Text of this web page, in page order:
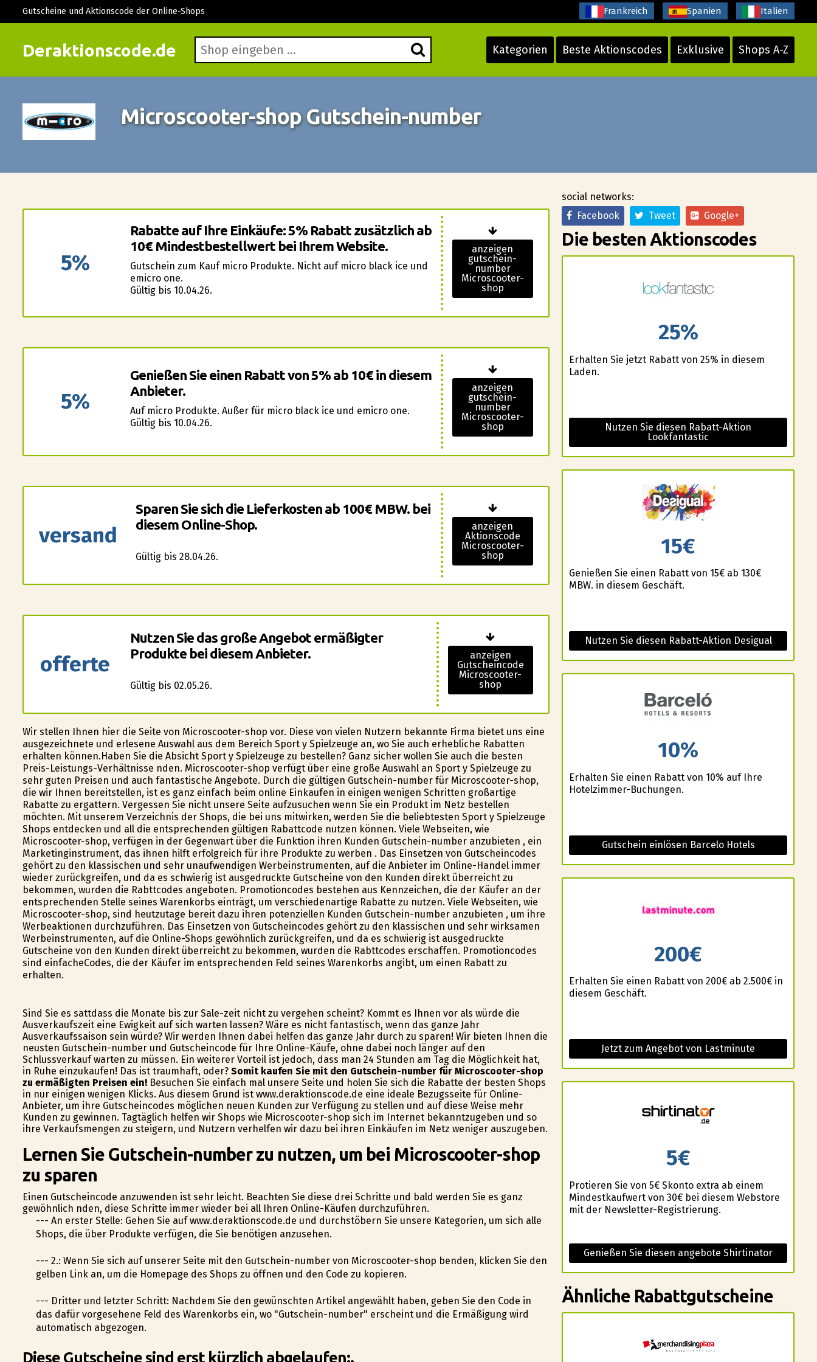
Deraktionscode.de Kategorien Beste Aktionscodes Exklusive Shops A-Z
Gutscheine und Aktionscode der Online-Shops Frankreich Spanien Italien
Microscooter-shop Gutschein-number
5%
Rabatte auf Ihre Einkäufe: 5% Rabatt zusätzlich ab
10€ Mindestbestellwert bei Ihrem Website.
Gutschein zum Kauf micro Produkte. Nicht auf micro black ice und
emicro one.
Gültig bis 10.04.26.
anzeigen
gutschein-
number
Microscooter-
shop
5%
Genießen Sie einen Rabatt von 5% ab 10€ in diesem
Anbieter.
Auf micro Produkte. Außer für micro black ice und emicro one.
Gültig bis 10.04.26.
anzeigen
gutschein-
number
Microscooter-
shop
versand
Sparen Sie sich die Lieferkosten ab 100€ MBW. bei
diesem Online-Shop.
Gültig bis 28.04.26.
anzeigen
Aktionscode
Microscooter-
shop
offerte
Nutzen Sie das große Angebot ermäßigter
Produkte bei diesem Anbieter.
Gültig bis 02.05.26.
anzeigen
Gutscheincode
Microscooter-
shop
Wir stellen Ihnen hier die Seite von Microscooter-shop vor. Diese von vielen Nutzern bekannte Firma bietet uns eine
ausgezeichnete und erlesene Auswahl aus dem Bereich Sport y Spielzeuge an, wo Sie auch erhebliche Rabatten
erhalten können.Haben Sie die Absicht Sport y Spielzeuge zu bestellen? Ganz sicher wollen Sie auch die besten
Preis-Leistungs-Verhältnisse finden. Microscooter-shop verfügt über eine große Auswahl an Sport y Spielzeuge zu
sehr guten Preisen und auch fantastische Angebote. Durch die gültigen Gutschein-number für Microscooter-shop,
die wir Ihnen bereitstellen, ist es ganz einfach beim online Einkaufen in einigen wenigen Schritten großartige
Rabatte zu ergattern. Vergessen Sie nicht unsere Seite aufzusuchen wenn Sie ein Produkt im Netz bestellen
möchten. Mit unserem Verzeichnis der Shops, die bei uns mitwirken, werden Sie die beliebtesten Sport y Spielzeuge
Shops entdecken und all die entsprechenden gültigen Rabattcode nutzen können. Viele Webseiten, wie
Microscooter-shop, verfügen in der Gegenwart über die Funktion ihren Kunden Gutschein-number anzubieten , ein
Marketinginstrument, das ihnen hilft erfolgreich für ihre Produkte zu werben . Das Einsetzen von Gutscheincodes
gehört zu den klassischen und sehr unaufwendigen Werbeinstrumenten, auf die Anbieter im Online-Handel immer
wieder zurückgreifen, und da es schwierig ist ausgedruckte Gutscheine von den Kunden direkt überreicht zu
bekommen, wurden die Rabttcodes angeboten. Promotioncodes bestehen aus Kennzeichen, die der Käufer an der
entsprechenden Stelle seines Warenkorbs einträgt, um verschiedenartige Rabatte zu nutzen. Viele Webseiten, wie
Microscooter-shop, sind heutzutage bereit dazu ihren potenziellen Kunden Gutschein-number anzubieten , um ihre
Werbeaktionen durchzuführen. Das Einsetzen von Gutscheincodes gehört zu den klassischen und sehr wirksamen
Werbeinstrumenten, auf die Online-Shops gewöhnlich zurückgreifen, und da es schwierig ist ausgedruckte
Gutscheine von den Kunden direkt überreicht zu bekommen, wurden die Rabttcodes erschaffen. Promotioncodes
sind einfacheCodes, die der Käufer im entsprechenden Feld seines Warenkorbs angibt, um einen Rabatt zu
erhalten.
Sind Sie es sattdass die Monate bis zur Sale-zeit nicht zu vergehen scheint? Kommt es Ihnen vor als würde die
Ausverkaufszeit eine Ewigkeit auf sich warten lassen? Wäre es nicht fantastisch, wenn das ganze Jahr
Ausverkaufssaison sein würde? Wir werden Ihnen dabei helfen das ganze Jahr durch zu sparen! Wir bieten Ihnen die
neusten Gutschein-number und Gutscheincode für Ihre Online-Käufe, ohne dabei noch länger auf den
Schlussverkauf warten zu müssen. Ein weiterer Vorteil ist jedoch, dass man 24 Stunden am Tag die Möglichkeit hat,
in Ruhe einzukaufen! Das ist traumhaft, oder? Somit kaufen Sie mit den Gutschein-number für Microscooter-shop
zu ermäßigten Preisen ein!Besuchen Sie einfach mal unsere Seite und holen Sie sich die Rabatte der besten Shops
in nur einigen wenigen Klicks. Aus diesem Grund ist www.deraktionscode.de eine ideale Bezugsseite für Online-
Anbieter, um ihre Gutscheincodes möglichen neuen Kunden zur Verfügung zu stellen und auf diese Weise mehr
Kunden zu gewinnen. Tagtäglich helfen wir Shops wie Microscooter-shop sich im Internet bekanntzugeben und so
ihre Verkaufsmengen zu steigern, und Nutzern verhelfen wir dazu bei ihren Einkäufen im Netz weniger auszugeben.
Lernen Sie Gutschein-number zu nutzen, um bei Microscooter-shop
zu sparen
Einen Gutscheincode anzuwenden ist sehr leicht. Beachten Sie diese drei Schritte und bald werden Sie es ganz
gewöhnlich finden, diese Schritte immer wieder bei all Ihren Online-Käufen durchzuführen.
--- An erster Stelle: Gehen Sie auf www.deraktionscode.de und durchstöbern Sie unsere Kategorien, um sich alle
Shops, die über Produkte verfügen, die Sie benötigen anzusehen.
--- 2.: Wenn Sie sich auf unserer Seite mit den Gutschein-number von Microscooter-shop befinden, klicken Sie den
gelben Link an, um die Homepage des Shops zu öffnen und den Code zu kopieren.
--- Dritter und letzter Schritt: Nachdem Sie den gewünschten Artikel angewählt haben, geben Sie den Code in
das dafür vorgesehene Feld des Warenkorbs ein, wo "Gutschein-number" erscheint und die Ermäßigung wird
automatisch abgezogen.
Diese Gutscheine sind erst kürzlich abgelaufen:.
social networks:
Facebook
Tweet Google+
Die besten Aktionscodes
25%
Erhalten Sie jetzt Rabatt von 25% in diesem
Laden.
Nutzen Sie diesen Rabatt-Aktion
Lookfantastic
15€
Genießen Sie einen Rabatt von 15€ ab 130€
MBW. in diesem Geschäft.
Nutzen Sie diesen Rabatt-Aktion Desigual
10%
Erhalten Sie einen Rabatt von 10% auf Ihre
Hotelzimmer-Buchungen.
Gutschein einlösen Barcelo Hotels
200€
Erhalten Sie einen Rabatt von 200€ ab 2.500€ in
diesem Geschäft.
Jetzt zum Angebot von Lastminute
5€
Profitieren Sie von 5€ Skonto extra ab einem
Mindestkaufwert von 30€ bei diesem Webstore
mit der Newsletter-Registrierung.
Genießen Sie diesen angebote Shirtinator
Ähnliche Rabattgutscheine